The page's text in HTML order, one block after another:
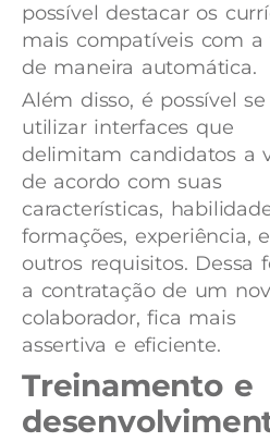
possível destacar os
mais compatíveis com a
de maneira automática.
Além disso, é possível se
utilizar interfaces que
delimitam candidatos a
de acordo com suas
características,
formações, experiência,
outros requisitos. Dessa
a contratação de um
colaborador, fica mais
assertiva e eficiente.
Treinamento e